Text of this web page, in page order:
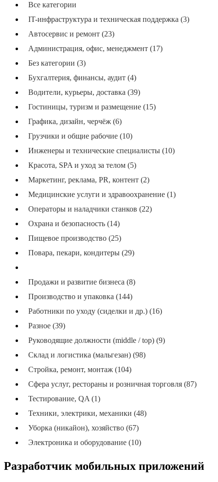
Все категории
IT-инфраструктура и техническая поддержка (3)
Автосервис и ремонт (23)
Администрация, офис, менеджмент (17)
Без категории (3)
Бухгалтерия, финансы, аудит (4)
Водители, курьеры, доставка (39)
Гостиницы, туризм и размещение (15)
Графика, дизайн, черчёж (6)
Грузчики и общие рабочие (10)
Инженеры и технические специалисты (10)
Красота, SPA и уход за телом (5)
Маркетинг, реклама, PR, контент (2)
Медицинские услуги и здравоохранение (1)
Операторы и наладчики станков (22)
Охрана и безопасность (14)
Пищевое производство (25)
Повара, пекари, кондитеры (29)
Продажи и развитие бизнеса (8)
Производство и упаковка (144)
Работники по уходу (сиделки и др.) (16)
Разное (39)
Руководящие должности (middle / top) (9)
Склад и логистика (мальгезан) (98)
Стройка, ремонт, монтаж (104)
Сфера услуг, рестораны и розничная торговля (87)
Тестирование, QA (1)
Техники, электрики, механики (48)
Уборка (никайон), хозяйство (67)
Электроника и оборудование (10)
Разработчик мобильных приложений